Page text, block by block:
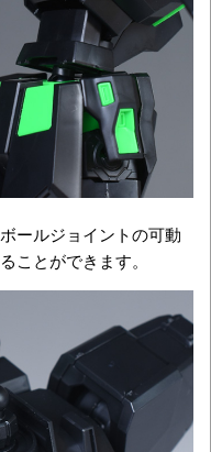
ールジョイントの可動
ことができます。